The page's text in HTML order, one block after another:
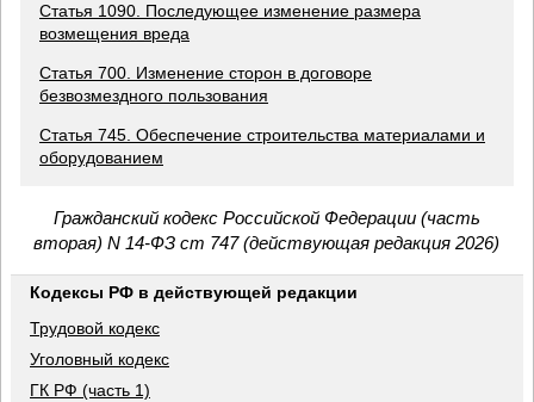
Статья 1090. Последующее изменение размера
возмещения вреда
Статья 700. Изменение сторон в договоре
безвозмездного пользования
Статья 745. Обеспечение строительства материалами и
оборудованием
Гражданский кодекс Российской Федерации (часть
вторая) N 14-ФЗ ст 747 (действующая редакция 2026)
Кодексы РФ в действующей редакции
Трудовой кодекс
Уголовный кодекс
ГК РФ (часть 1)